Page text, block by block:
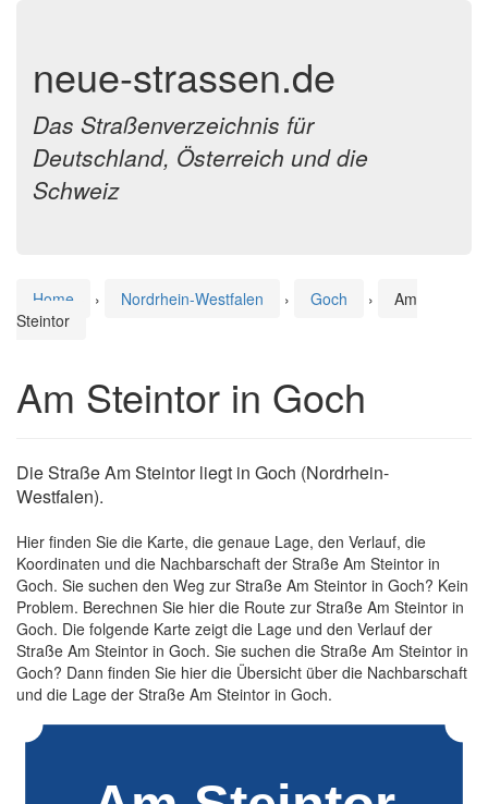
neue-strassen.de
Das Straßenverzeichnis für
Deutschland, Österreich und die
Schweiz
Home › Nordrhein-Westfalen › Goch ›
Am
Steintor
Am Steintor in Goch
Die Straße Am Steintor liegt in Goch (Nordrhein-
Westfalen).
Hier finden Sie die Karte, die genaue Lage, den Verlauf, die
Koordinaten und die Nachbarschaft der Straße Am Steintor in
Goch. Sie suchen den Weg zur Straße Am Steintor in Goch? Kein
Problem. Berechnen Sie hier die Route zur Straße Am Steintor in
Goch. Die folgende Karte zeigt die Lage und den Verlauf der
Straße Am Steintor in Goch. Sie suchen die Straße Am Steintor in
Goch? Dann finden Sie hier die Übersicht über die Nachbarschaft
und die Lage der Straße Am Steintor in Goch.